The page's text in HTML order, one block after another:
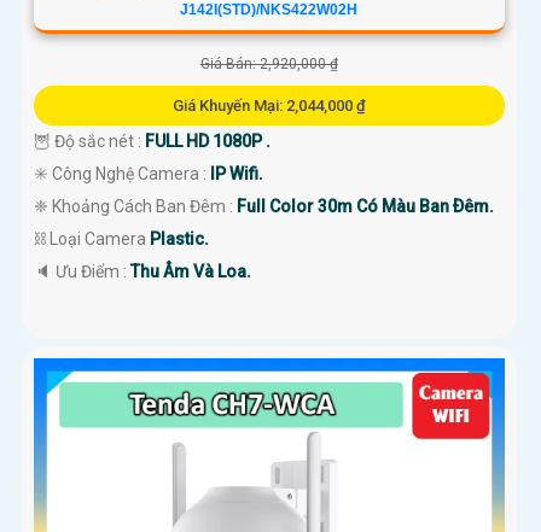
J142I(STD)/NKS422W02H
Giá Bán: 2,920,000 ₫
Giá Khuyến Mại: 2,044,000 ₫
🦉 Độ sắc nét : FULL HD 1080P .
✳️ Công Nghệ Camera :
IP Wifi.
❈ Khoảng Cách Ban Đêm : Full Color 30m Có Màu Ban Ðêm.
⛓ Loại Camera Plastic.
️🔈 Ưu Điểm :Thu Âm Và Loa.